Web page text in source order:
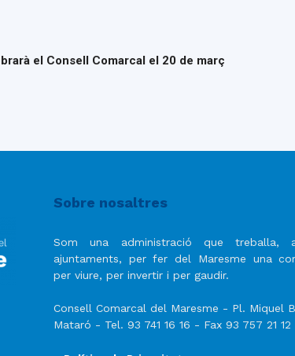
el Consell Comarcal el 20 de març
Sobre nosaltres
Som una administració que treballa,
ajuntaments, per fer del Maresme una
per viure, per invertir i per gaudir.
Consell Comarcal del Maresme - Pl. Miquel
Mataró - Tel. 93 741 16 16 - Fax 93 757 21 12